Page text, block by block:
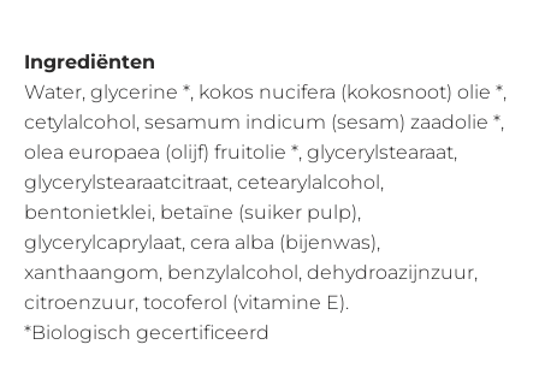
Ingrediënten
Water, glycerine *, kokos nucifera (kokosnoot) olie *,
cetylalcohol, sesamum indicum (sesam) zaadolie *,
olea europaea (olijf) fruitolie *, glycerylstearaat,
glycerylstearaatcitraat, cetearylalcohol,
bentonietklei, betaïne (suiker pulp),
glycerylcaprylaat, cera alba (bijenwas),
xanthaangom, benzylalcohol, dehydroazijnzuur,
citroenzuur, tocoferol (vitamine E).
*Biologisch gecertificeerd